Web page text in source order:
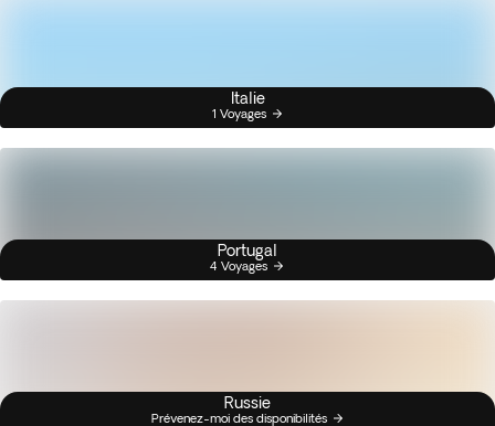
Italie
1 Voyages
Portugal
4 Voyages
Russie
Prévenez-moi des disponibilités